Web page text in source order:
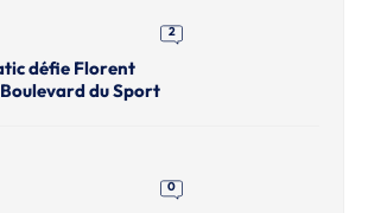
2
défie Florent
du Sport
0